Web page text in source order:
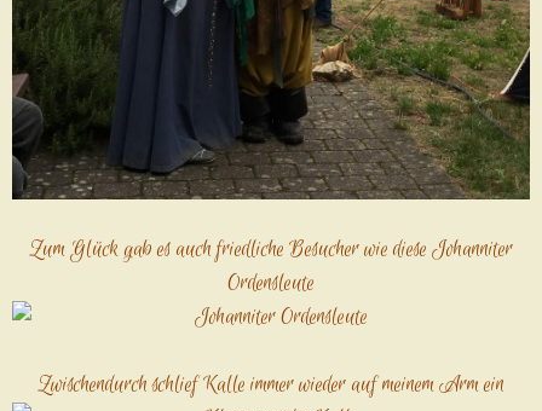
Zum Glück gab es auch friedliche Besucher wie diese Johanniter
Ordensleute
Zwischendurch schlief Kalle immer wieder auf meinem Arm ein